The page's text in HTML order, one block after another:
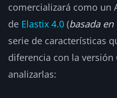
comercializará como un
de Elastix 4.0 (basada en
serie de características
diferencia con la versión
analizarlas: